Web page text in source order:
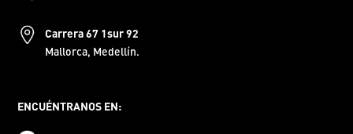
Carrera 67 1sur 92
Mallorca, Medellín.
ENCUÉNTRANOS EN: